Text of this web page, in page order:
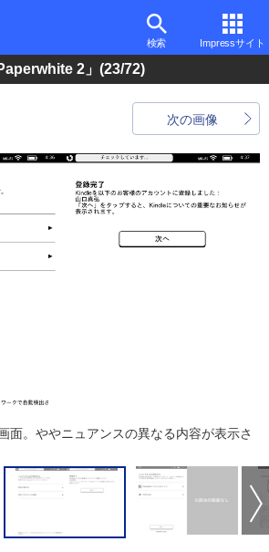
検索 Impressサイト
2」 (23/72)
次の画像
面。ややニュアンスの異なる内容が表示さ